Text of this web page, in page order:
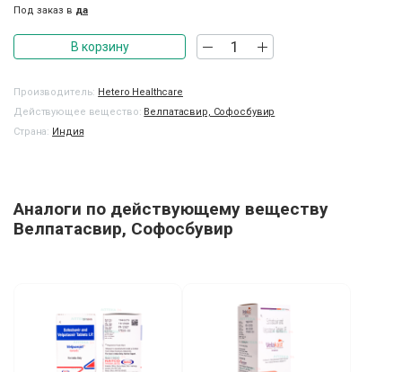
Под заказ в да
В корзину
Производитель: Hetero Healthcare
Действующее вещество: Велпатасвир, Софосбувир
Страна: Индия
Аналоги по действующему веществу
Велпатасвир, Софосбувир